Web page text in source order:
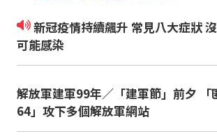
新冠疫情持續飆升 常見八大症狀 沒發燒也
可能感染
解放軍建軍99年／「建軍節」前夕 「
64」攻下多個解放軍網站